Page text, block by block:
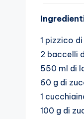
1 pizzico di
2 baccelli
550 ml di
60 g di
1
100 g di